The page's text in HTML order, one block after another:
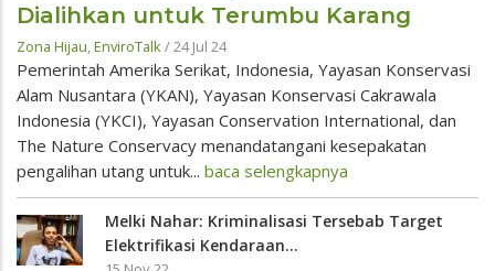
Dialihkan untuk Terumbu Karang
Zona Hijau,EnviroTalk/24 Jul 24
Pemerintah Amerika Serikat, Indonesia, Yayasan Konservasi
Alam Nusantara (YKAN), Yayasan Konservasi Cakrawala
Indonesia (YKCI), Yayasan Conservation International, dan
The Nature Conservacy menandatangani kesepakatan
pengalihan utang untuk... baca selengkapnya
Melki Nahar: Kriminalisasi Tersebab Target
Elektrifikasi Kendaraan...